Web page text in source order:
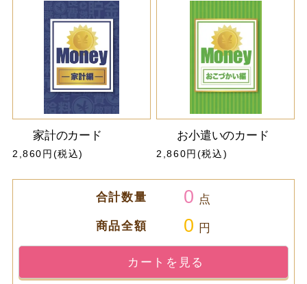
家計のカード
2,860円(税込)
お小遣いのカード
2,860円(税込)
合計数量 0 点
商品全額 0 円
カートを見る